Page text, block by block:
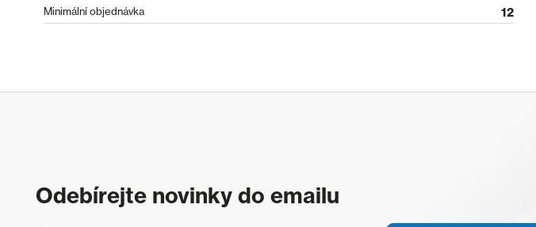
Minimální objednávka 12
Odebírejte novinky do emailu